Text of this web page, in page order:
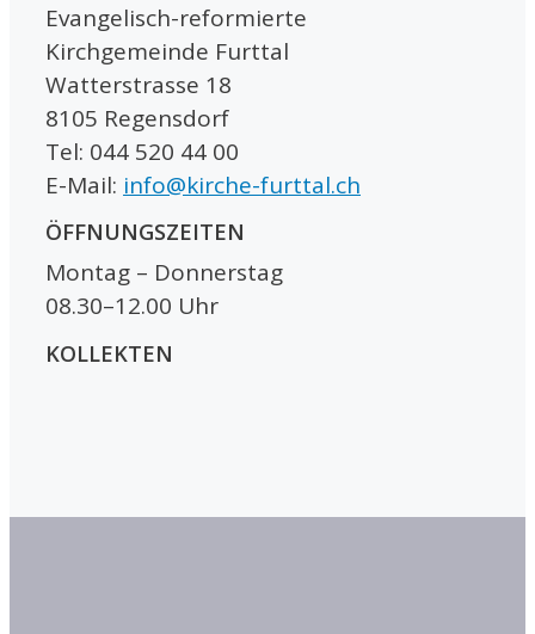
Evangelisch-reformierte
Kirchgemeinde Furttal
Watterstrasse 18
8105 Regensdorf
Tel: 044 520 44 00
E-Mail: info@kirche-furttal.ch
ÖFFNUNGSZEITEN
Montag – Donnerstag
08.30–12.00 Uhr
KOLLEKTEN